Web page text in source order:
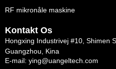
RF mikronåle maskine
Kontakt Os
Hongxing Industrivej #10, Shimen
Guangzhou, Kina
E-mail: ying@uangeltech.com